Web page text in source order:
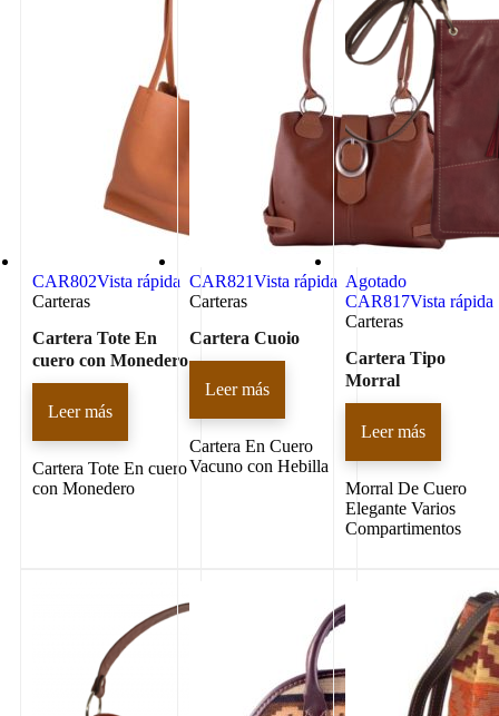
CAR802Vista rápida
Carteras
Cartera Tote En
cuero con Monedero
Leer más
Cartera Tote En cuero
con Monedero
CAR821Vista rápida
Carteras
Cartera Cuoio
Leer más
Cartera En Cuero
Vacuno con Hebilla
Agotado
CAR817Vista rápida
Carteras
Cartera Tipo
Morral
Leer más
Morral De Cuero
Elegante Varios
Compartimentos